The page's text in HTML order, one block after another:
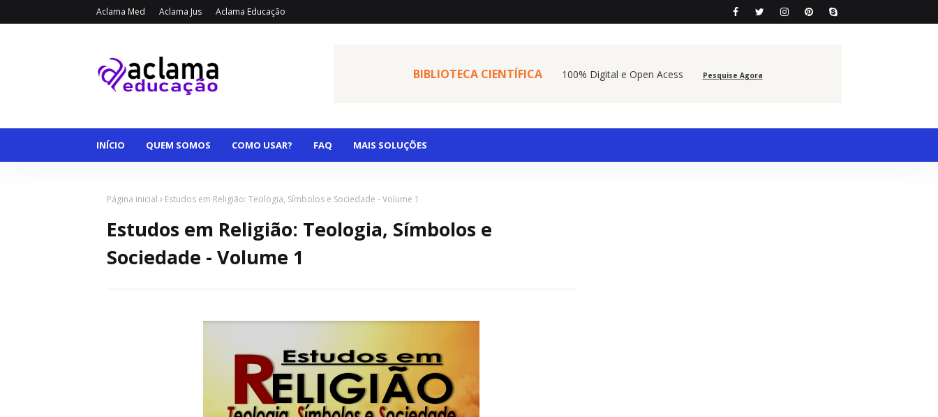
Aclama Med Aclama Jus Aclama Educação
BIBLIOTECA CIENTÍFICA 100% Digital e Open Acess Pesquise Agora
INÍCIO QUEM SOMOS COMO USAR? FAQ MAIS SOLUÇÕES
Página inicial Estudos em Religião: Teologia, Símbolos e Sociedade - Volume 1
Estudos em Religião: Teologia, Símbolos e
Sociedade - Volume 1